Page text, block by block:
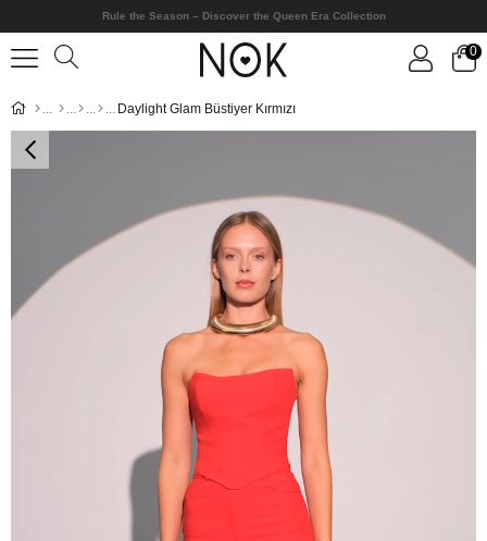
Rule the Season – Discover the Queen Era Collection
0
Daylight Glam Büstiyer Kırmızı